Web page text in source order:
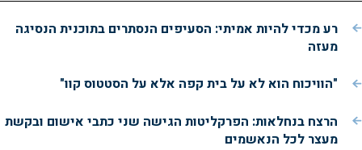
רע מכדי להיות אמיתי: הסעיפים הנסתרים בתוכנית הנסיגה
מעזה
"הוויכוח הוא לא על בית קפה אלא על הסטטוס קוו"
הרצח בנחלאות: הפרקליטות הגישה שני כתבי אישום ובקשת
מעצר לכל הנאשמים